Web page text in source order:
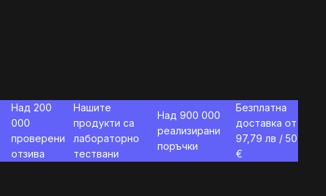
Над 200
000
проверени
отзива
Нашите
продукти са
лабораторно
тествани
Над 900 000
реализирани
поръчки
Безплатна
доставка от
97,79 лв / 50
€